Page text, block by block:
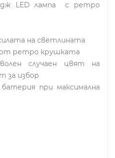
LED лампа с ретро
на светлината
от ретро крушката
случаен цвят на
за избор
при максимална